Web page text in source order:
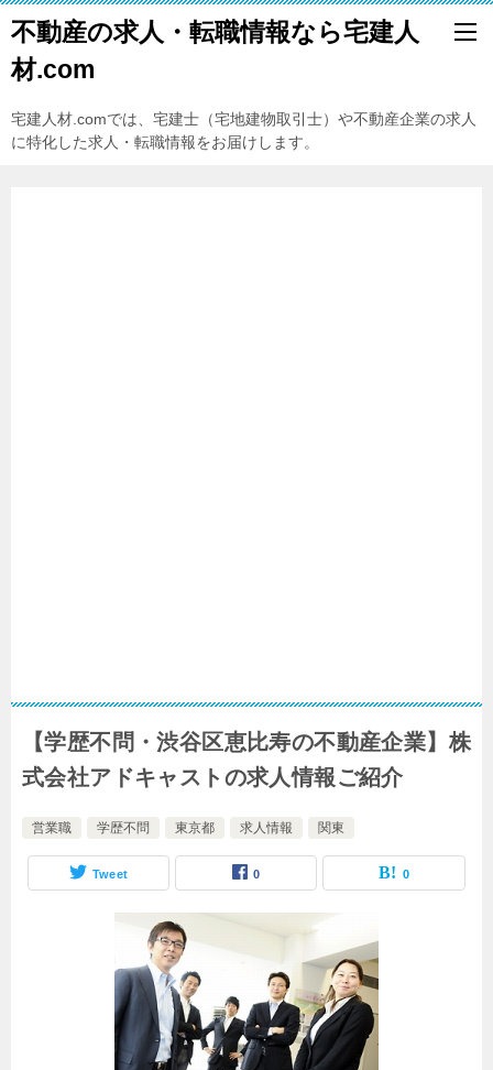
不動産の求人・転職情報なら宅建人
材.com
宅建人材.comでは、宅建士（宅地建物取引士）や不動産企業の求人
に特化した求人・転職情報をお届けします。
【学歴不問・渋谷区恵比寿の不動産企業】株
式会社アドキャストの求人情報ご紹介
営業職 学歴不問 東京都 求人情報 関東
Tweet 0 0